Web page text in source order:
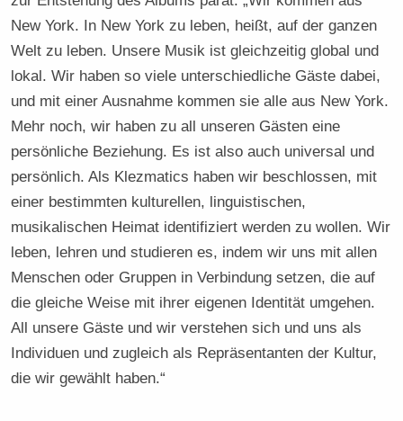
New York. In New York zu leben, heißt, auf der ganzen
Welt zu leben. Unsere Musik ist gleichzeitig global und
lokal. Wir haben so viele unterschiedliche Gäste dabei,
und mit einer Ausnahme kommen sie alle aus New York.
Mehr noch, wir haben zu all unseren Gästen eine
persönliche Beziehung. Es ist also auch universal und
persönlich. Als Klezmatics haben wir beschlossen, mit
einer bestimmten kulturellen, linguistischen,
musikalischen Heimat identifiziert werden zu wollen. Wir
leben, lehren und studieren es, indem wir uns mit allen
Menschen oder Gruppen in Verbindung setzen, die auf
die gleiche Weise mit ihrer eigenen Identität umgehen.
All unsere Gäste und wir verstehen sich und uns als
Individuen und zugleich als Repräsentanten der Kultur,
die wir gewählt haben.“